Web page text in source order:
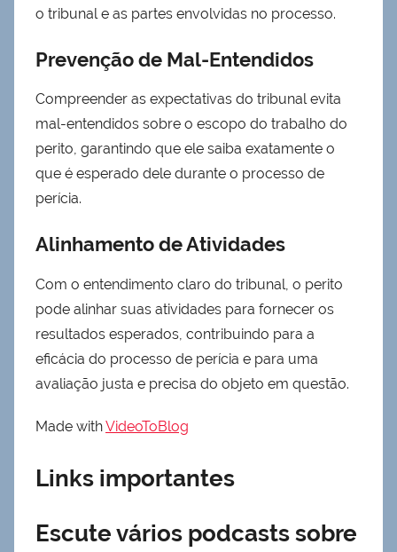
o tribunal e as partes envolvidas no processo.
Prevenção de Mal-Entendidos
Compreender as expectativas do tribunal evita
mal-entendidos sobre o escopo do trabalho do
perito, garantindo que ele saiba exatamente o
que é esperado dele durante o processo de
perícia.
Alinhamento de Atividades
Com o entendimento claro do tribunal, o perito
pode alinhar suas atividades para fornecer os
resultados esperados, contribuindo para a
eficácia do processo de perícia e para uma
avaliação justa e precisa do objeto em questão.
Made withVideoToBlog
Links importantes
Escute vários podcasts sobre